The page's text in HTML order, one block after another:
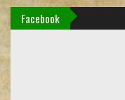
Facebook